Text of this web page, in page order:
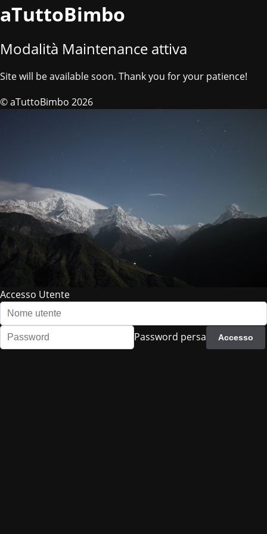
aTuttoBimbo
Modalità Maintenance attiva
Site will be available soon. Thank you for your patience!
© aTuttoBimbo 2026
Accesso Utente
Password persa